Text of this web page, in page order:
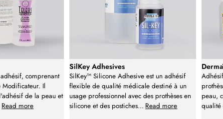
comprenant
Modificateur. Il
de la peau et
Read more
SilKey Adhesives
SilKey™ Silicone Adhesive est un adhésif
flexible de qualité médicale destiné à un
usage professionnel avec des prothèses en
silicone et des postiches... Read more
peau,
qualité